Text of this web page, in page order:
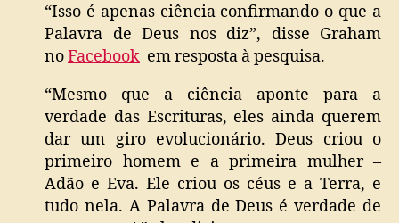
“Isso é apenas ciência confirmando o que a
Palavra de Deus nos diz”, disse Graham
noFacebook em resposta à pesquisa.
“Mesmo que a ciência aponte para a
verdade das Escrituras, eles ainda querem
dar um giro evolucionário. Deus criou o
primeiro homem e a primeira mulher –
Adão e Eva. Ele criou os céus e a Terra, e
tudo nela. A Palavra de Deus é verdade de